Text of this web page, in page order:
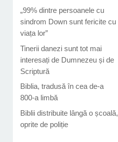
„99% dintre persoanele cu
sindrom Down sunt fericite cu
viața lor”
Tinerii danezi sunt tot mai
interesați de Dumnezeu și de
Scriptură
Biblia, tradusă în cea de-a
800-a limbă
Biblii distribuite lângă o școală,
oprite de poliție